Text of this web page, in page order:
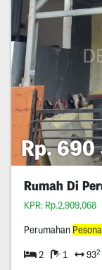
Rp. 690
Rumah Di
KPR: Rp.2,909,068
Perumahan Pesona
2 1 932